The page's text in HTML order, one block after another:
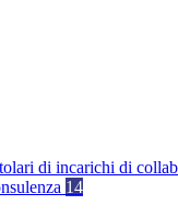
di incarichi di
14